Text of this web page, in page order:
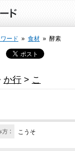
ード » 食材 » 酵素
か行 > こ
こうそ